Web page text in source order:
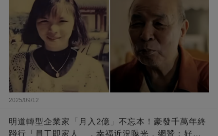
2025/09/12
明道轉型企業家「月入2億」不忘本！豪發千萬年終
踐行「員工即家人」，幸福近況曝光，網贊：好老